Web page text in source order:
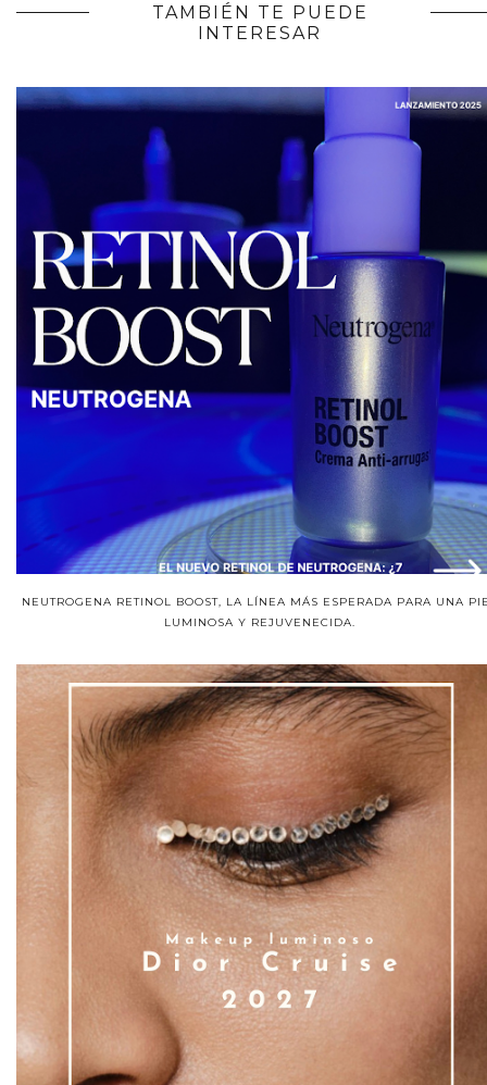
TAMBIÉN TE PUEDE
INTERESAR
NEUTROGENA RETINOL BOOST, LA LÍNEA MÁS ESPERADA PARA UNA
LUMINOSA Y REJUVENECIDA.